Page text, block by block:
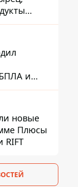
и
новые
Плюсы
RIFT